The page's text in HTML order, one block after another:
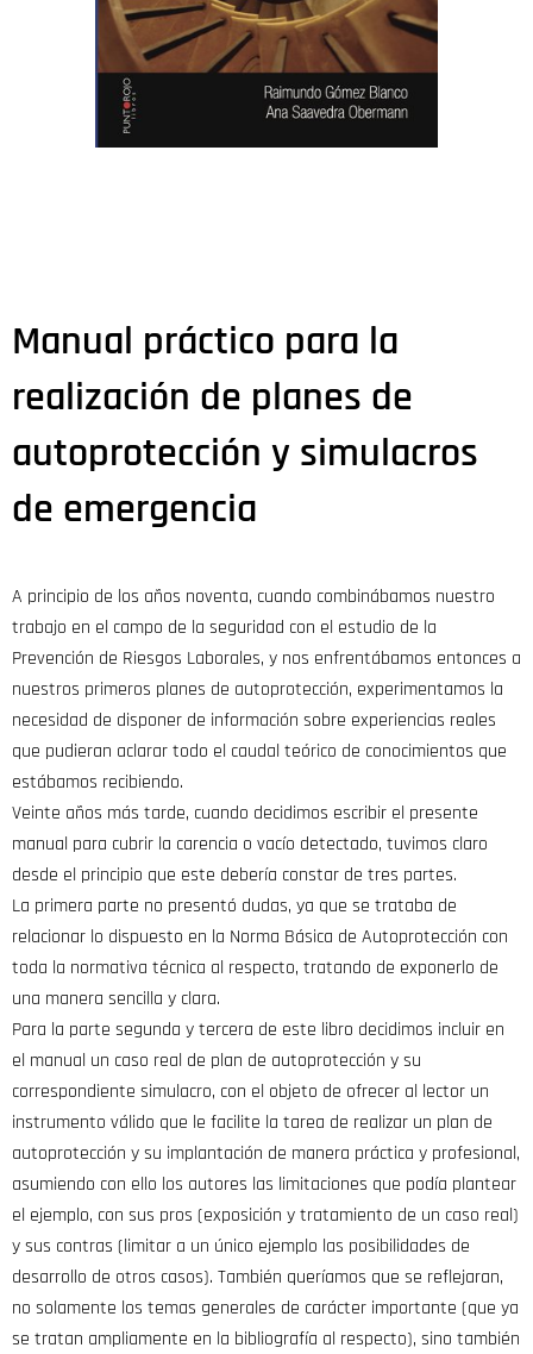
Manual práctico para la
realización de planes de
autoprotección y simulacros
de emergencia
A principio de los años noventa, cuando combinábamos nuestro
trabajo en el campo de la seguridad con el estudio de la
Prevención de Riesgos Laborales, y nos enfrentábamos entonces a
nuestros primeros planes de autoprotección, experimentamos la
necesidad de disponer de información sobre experiencias reales
que pudieran aclarar todo el caudal teórico de conocimientos que
estábamos recibiendo.
Veinte años más tarde, cuando decidimos escribir el presente
manual para cubrir la carencia o vacío detectado, tuvimos claro
desde el principio que este debería constar de tres partes.
La primera parte no presentó dudas, ya que se trataba de
relacionar lo dispuesto en la Norma Básica de Autoprotección con
toda la normativa técnica al respecto, tratando de exponerlo de
una manera sencilla y clara.
Para la parte segunda y tercera de este libro decidimos incluir en
el manual un caso real de plan de autoprotección y su
correspondiente simulacro, con el objeto de ofrecer al lector un
instrumento válido que le facilite la tarea de realizar un plan de
autoprotección y su implantación de manera práctica y profesional,
asumiendo con ello los autores las limitaciones que podía plantear
el ejemplo, con sus pros (exposición y tratamiento de un caso real)
y sus contras (limitar a un único ejemplo las posibilidades de
desarrollo de otros casos). También queríamos que se reflejaran,
no solamente los temas generales de carácter importante (que ya
se tratan ampliamente en la bibliografía al respecto), sino también